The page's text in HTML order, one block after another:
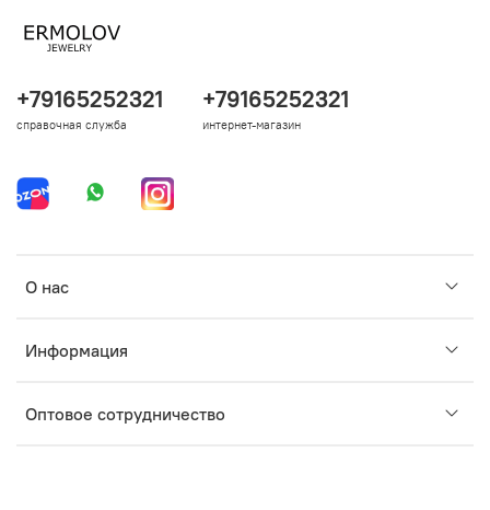
О нас
Информация
Оптовое сотрудничество
+79165252321
справочная служба
+79165252321
интернет-магазин